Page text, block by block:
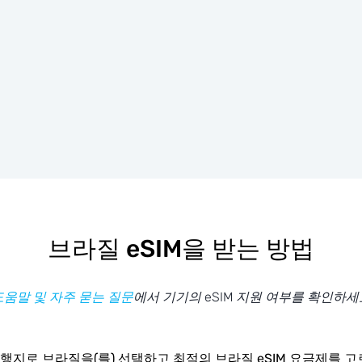
브라질 eSIM을 받는 방법
움말 및 자주 묻는 질문에서 기기의 eSIM 지원 여부를 확인하세
지로 브라질을(를) 선택하고 최적의 브라질 eSIM 요금제를 고